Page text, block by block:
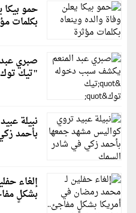
حمو بيكا
بكلمات
صبري
"تيك
نبيلة
بأحمد
إلغاء
بشكلٍ